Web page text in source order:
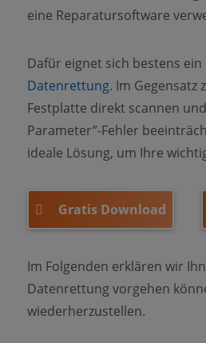
eine Reparatursoftware
Dafür eignet sich bestens
Datenrettung. Im Gegensatz
Festplatte direkt scannen
Parameter”-Fehler
ideale Lösung, um Ihre
Gratis Download
Im Folgenden erklären wir
Datenrettung vorgehen
wiederherzustellen.